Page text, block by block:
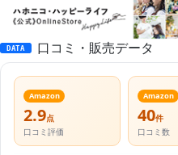
DATA 口コミ・販売データ
Amazon
2.9点
口コミ評価
Amazon
40件
口コミ数